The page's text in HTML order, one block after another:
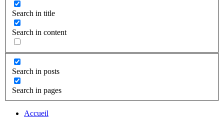
Search in title
Search in content
Search in posts
Search in pages
Accueil